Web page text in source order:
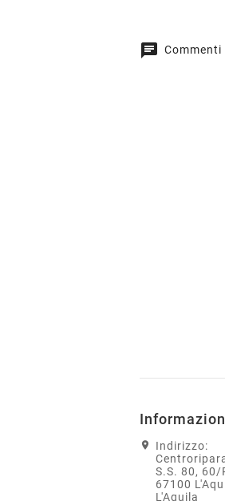
chat Commenti
Indirizzo:
S.S. 80, 60/
67100
L'Aquila